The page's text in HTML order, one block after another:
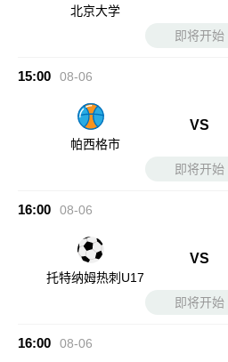
北京大学
即将开始
15:00 08-06
帕西格市
VS
即将开始
16:00 08-06
托特纳姆热刺U17
VS
即将开始
16:00 08-06